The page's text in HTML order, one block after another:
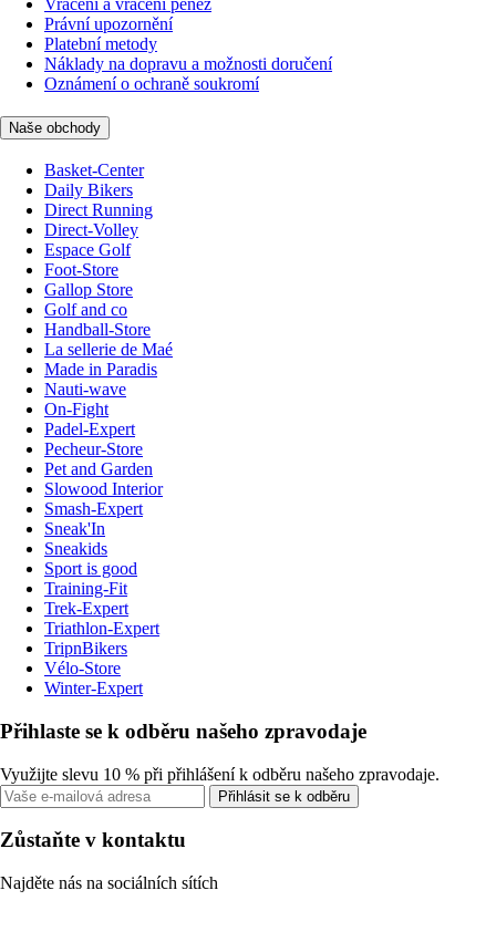
Právní upozornění
Platební metody
Náklady na dopravu a možnosti doručení
Oznámení o ochraně soukromí
Naše obchody
Basket-Center
Daily Bikers
Direct Running
Direct-Volley
Espace Golf
Foot-Store
Gallop Store
Golf and co
Handball-Store
La sellerie de Maé
Made in Paradis
Nauti-wave
On-Fight
Padel-Expert
Pecheur-Store
Pet and Garden
Slowood Interior
Smash-Expert
Sneak'In
Sneakids
Sport is good
Training-Fit
Trek-Expert
Triathlon-Expert
TripnBikers
Vélo-Store
Winter-Expert
Přihlaste se k odběru našeho zpravodaje
Využijte slevu 10 % při přihlášení k odběru našeho zpravodaje.
Přihlásit se k odběru
Zůstaňte v kontaktu
Najděte nás na sociálních sítích